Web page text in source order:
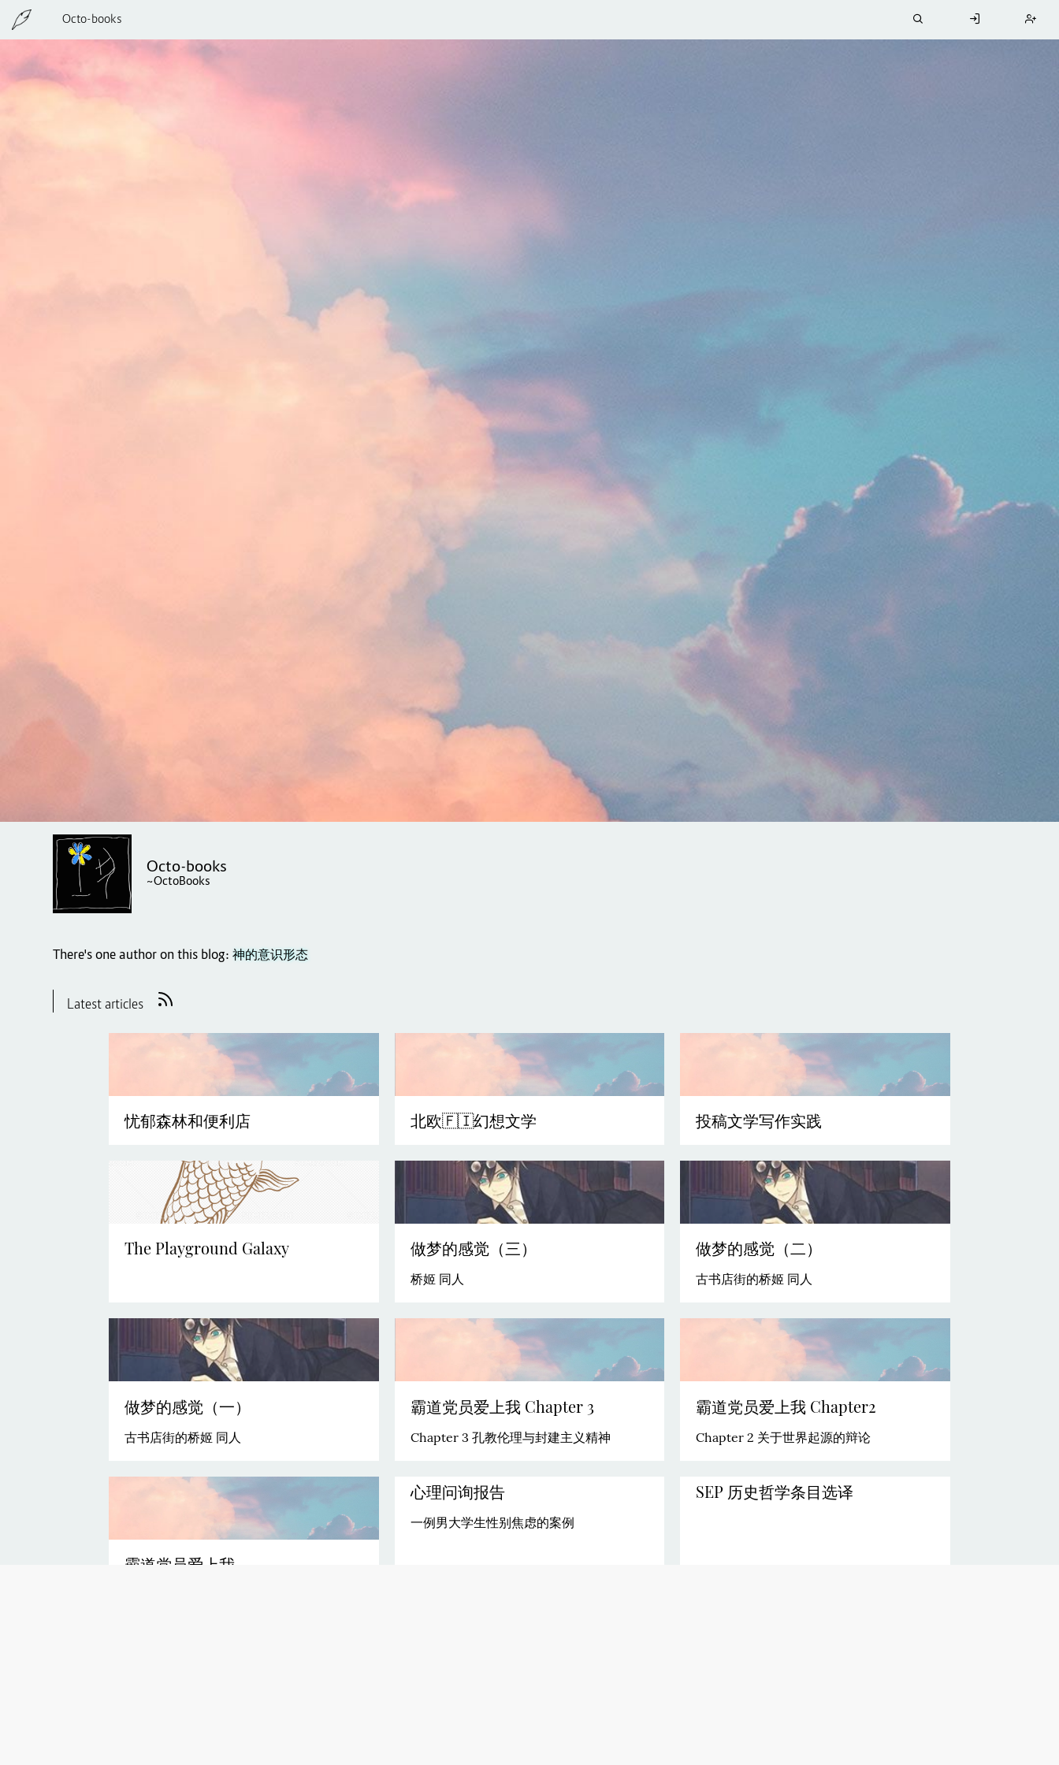
Octo-books
Octo-books
~OctoBooks
There's one author on this blog:神的意识形态
Latest articles
忧郁森林和便利店 北欧🇫🇮幻想文学 投稿文学写作实践
The Playground Galaxy 做梦的感觉（三）
桥姬 同人
做梦的感觉（二）
古书店街的桥姬 同人
做梦的感觉（一）
古书店街的桥姬 同人
霸道党员爱上我 Chapter 3
Chapter 3 孔教伦理与封建主义精神
霸道党员爱上我 Chapter2
Chapter 2 关于世界起源的辩论
霸道党员爱上我
心理问询报告
一例男大学生性别焦虑的案例
SEP 历史哲学条目选译